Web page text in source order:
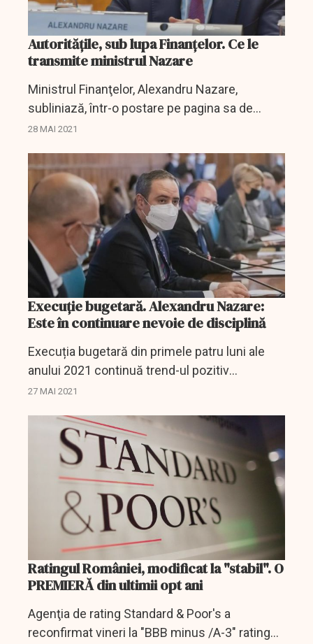
Autoritățile, sub lupa Finanțelor. Ce le
transmite ministrul Nazare
Ministrul Finanţelor, Alexandru Nazare,
subliniază, într-o postare pe pagina sa de
Facebook, că ordonatorii de credite trebuie să
priveşte volumul...
28 MAI 2021
Execuție bugetară. Alexandru Nazare:
Este în continuare nevoie de disciplină
Execuția bugetară din primele patru luni ale
anului 2021 continuă trend-ul pozitiv
înregistrat de la începutul anului și validează
instituțiilor...
27 MAI 2021
Ratingul României, modificat la "stabil". O
PREMIERĂ din ultimii opt ani
Agenţia de rating Standard & Poor's a
reconfirmat vineri la "BBB minus /A-3" ratingul